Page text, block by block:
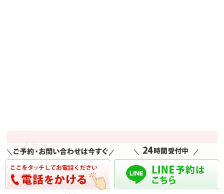
メニュー
TOP